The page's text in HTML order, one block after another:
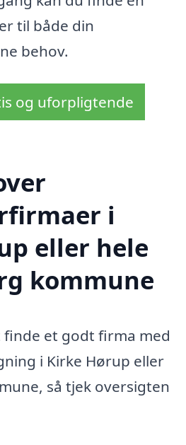
til både din
behov.
og uforpligtende
i
eller hele
kommune
et godt firma med
i Kirke Hørup eller
så tjek oversigten